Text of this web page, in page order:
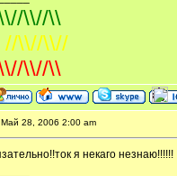
\\//\\
//\\//\\//
\\//\\
28, 2006 2:00 am
я некаго незнаю!!!!!!